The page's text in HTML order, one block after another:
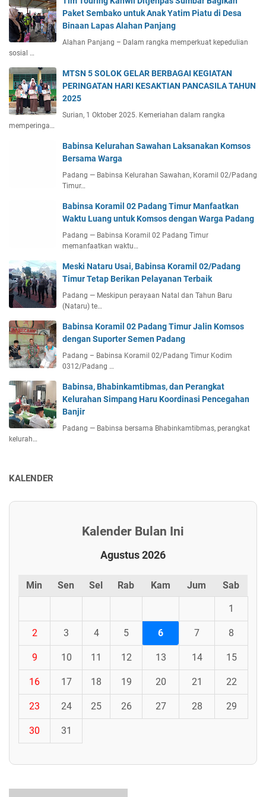
Paket Sembako untuk Anak Yatim Piatu di Desa
Binaan Lapas Alahan Panjang
Alahan Panjang – Dalam rangka memperkuat kepedulian
sosial …
MTSN 5 SOLOK GELAR BERBAGAI KEGIATAN
PERINGATAN HARI KESAKTIAN PANCASILA TAHUN
2025
Surian, 1 Oktober 2025. Kemeriahan dalam rangka
memperinga…
Babinsa Kelurahan Sawahan Laksanakan Komsos
Bersama Warga
Padang — Babinsa Kelurahan Sawahan, Koramil 02/Padang
Timur…
Babinsa Koramil 02 Padang Timur Manfaatkan
Waktu Luang untuk Komsos dengan Warga Padang
Padang — Babinsa Koramil 02 Padang Timur
memanfaatkan waktu…
Meski Nataru Usai, Babinsa Koramil 02/Padang
Timur Tetap Berikan Pelayanan Terbaik
Padang — Meskipun perayaan Natal dan Tahun Baru
(Nataru) te…
Babinsa Koramil 02 Padang Timur Jalin Komsos
dengan Suporter Semen Padang
Padang – Babinsa Koramil 02/Padang Timur Kodim
0312/Padang …
Babinsa, Bhabinkamtibmas, dan Perangkat
Kelurahan Simpang Haru Koordinasi Pencegahan
Banjir
Padang — Babinsa bersama Bhabinkamtibmas, perangkat
kelurah…
KALENDER
Kalender Bulan Ini
Agustus 2026
Min Sen Sel Rab Kam Jum Sab
1
2 3 4 5 6 7 8
9 10 11 12 13 14 15
16 17 18 19 20 21 22
23 24 25 26 27 28 29
30 31